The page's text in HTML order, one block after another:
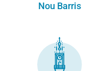
Nou Barris